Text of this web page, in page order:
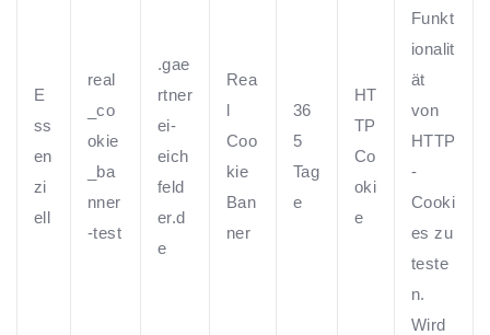
E
ss
en
zi
ell
real
_co
okie
_ba
nner
-test
.gae
rtner
ei-
eich
feld
er.d
e
Rea
l
Coo
kie
Ban
ner
36
5
Tag
e
HT
TP
Co
oki
e
Funkt
ionalit
ät
von
HTTP
-
Cooki
es zu
teste
n.
Wird